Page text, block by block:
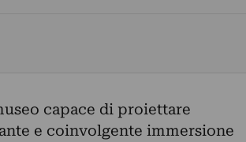
capace di proiettare
e coinvolgente immersione